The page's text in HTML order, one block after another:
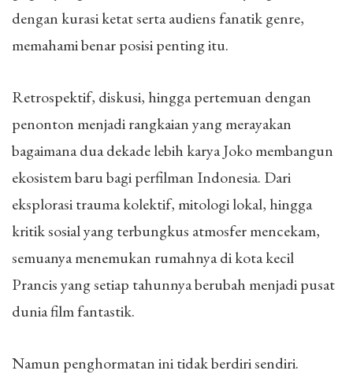
dengan kurasi ketat serta audiens fanatik genre,
memahami benar posisi penting itu.
Retrospektif, diskusi, hingga pertemuan dengan
penonton menjadi rangkaian yang merayakan
bagaimana dua dekade lebih karya Joko membangun
ekosistem baru bagi perfilman Indonesia. Dari
eksplorasi trauma kolektif, mitologi lokal, hingga
kritik sosial yang terbungkus atmosfer mencekam,
semuanya menemukan rumahnya di kota kecil
Prancis yang setiap tahunnya berubah menjadi pusat
dunia film fantastik.
Namun penghormatan ini tidak berdiri sendiri.